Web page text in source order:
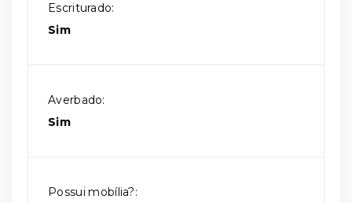
Escriturado:
Sim
Averbado:
Sim
Possui mobília?: